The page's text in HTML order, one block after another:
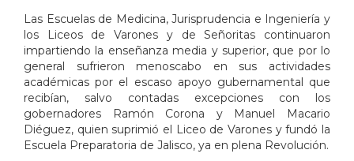
Las Escuelas de Medicina, Jurisprudencia e Ingeniería y
los Liceos de Varones y de Señoritas continuaron
impartiendo la enseñanza media y superior, que por lo
general sufrieron menoscabo en sus actividades
académicas por el escaso apoyo gubernamental que
recibían, salvo contadas excepciones con los
gobernadores Ramón Corona y Manuel Macario
Diéguez, quien suprimió el Liceo de Varones y fundó la
Escuela Preparatoria de Jalisco, ya en plena Revolución.